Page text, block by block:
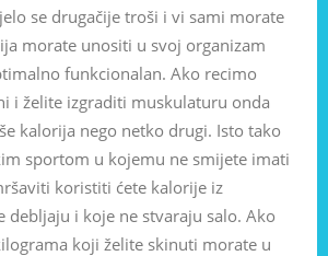
se drugačije troši i vi sami morate
morate unositi u svoj organizam
funkcionalan. Ako recimo
i želite izgraditi muskulaturu onda
kalorija nego netko drugi. Isto tako
sportom u kojemu ne smijete imati
koristiti ćete kalorije iz
debljaju i koje ne stvaraju salo. Ako
koji želite skinuti morate u